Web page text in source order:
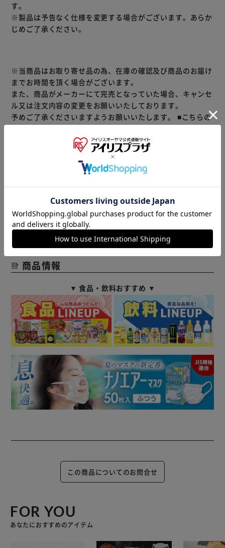
す。
※製品は予告なく仕様を変更する場合がございます。あらか
じめご了承ください。
※当商品はお取り寄せ品の為、在庫の確認及び商品のお届け
までお時間を頂く場合がございます。
また、商品がメーカーにて完売となっていた場合、キャンセ
ル又は注文内容の変更をお願いいたしております。
予めご了承くださいますようお願いいたします。 ■こちらの
≪こちらの商品は当社指定の運送会社で配送致します≫
大変申し訳ありませんが、【配達時間指定】【代金引換での
お支払】は出来ません。ご了承ください。
数量限定商品はご注文が完了しても完売になる場合がござい
ます。ご注文をいただいた後にお断りさせていただく場合が
ございますのでなにとぞご了承ください。
商品情報
▼ 食品・飲料おすすめ ▼
この商品についてのお問合せ
FOR YOU
あなたにおすすめのアイテム